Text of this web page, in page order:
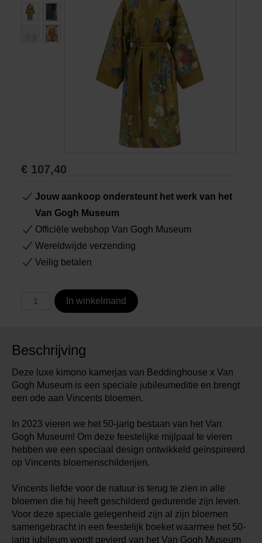
Vrije tijd
€ 107,40
Jouw aankoop ondersteunt het werk van het
Van Gogh Museum
Officiële webshop Van Gogh Museum
Wereldwijde verzending
Veilig betalen
In winkelmand
Beschrijving
Deze luxe kimono kamerjas van Beddinghouse x Van
Gogh Museum is een speciale jubileumeditie en brengt
een ode aan Vincents bloemen.
In 2023 vieren we het 50-jarig bestaan van het Van
Gogh Museum! Om deze feestelijke mijlpaal te vieren
hebben we een speciaal design ontwikkeld geïnspireerd
op Vincents bloemenschilderijen.
Vincents liefde voor de natuur is terug te zien in alle
bloemen die hij heeft geschilderd gedurende zijn leven.
Voor deze speciale gelegenheid zijn al zijn bloemen
samengebracht in een feestelijk boeket waarmee het 50-
jarig jubileum wordt gevierd van het Van Gogh Museum